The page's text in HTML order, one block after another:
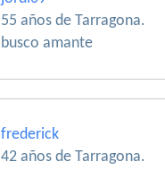
55 años de Tarragona.
busco amante
frederick
42 años de Tarragona.